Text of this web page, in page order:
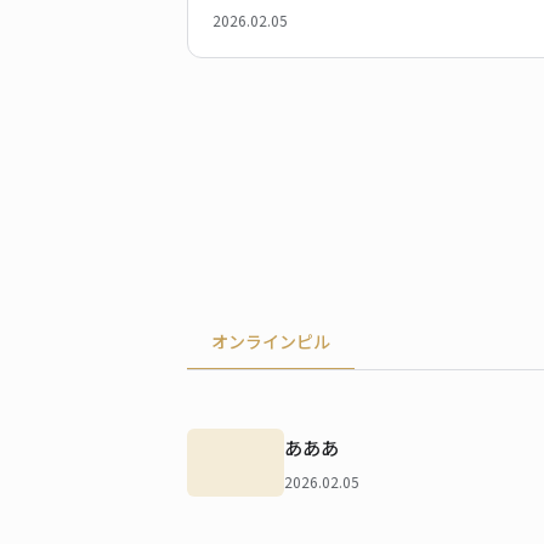
2026.02.05
オンラインピル
あああ
2026.02.05